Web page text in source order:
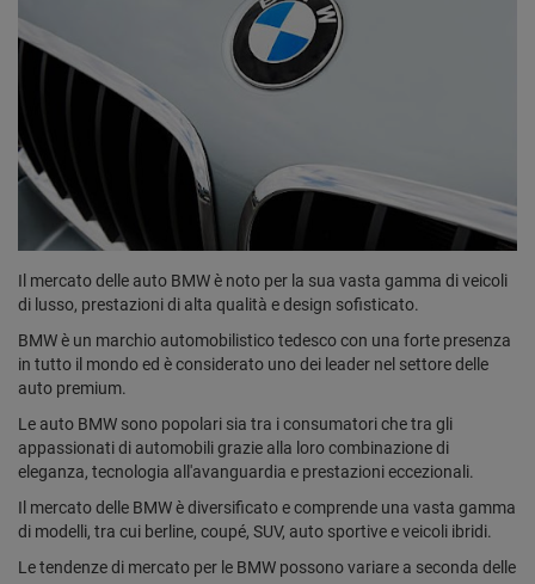
Il mercato delle auto BMW è noto per la sua vasta gamma di veicoli
di lusso, prestazioni di alta qualità e design sofisticato.
BMW è un marchio automobilistico tedesco con una forte presenza
in tutto il mondo ed è considerato uno dei leader nel settore delle
auto premium.
Le auto BMW sono popolari sia tra i consumatori che tra gli
appassionati di automobili grazie alla loro combinazione di
eleganza, tecnologia all'avanguardia e prestazioni eccezionali.
Il mercato delle BMW è diversificato e comprende una vasta gamma
di modelli, tra cui berline, coupé, SUV, auto sportive e veicoli ibridi.
Le tendenze di mercato per le BMW possono variare a seconda delle